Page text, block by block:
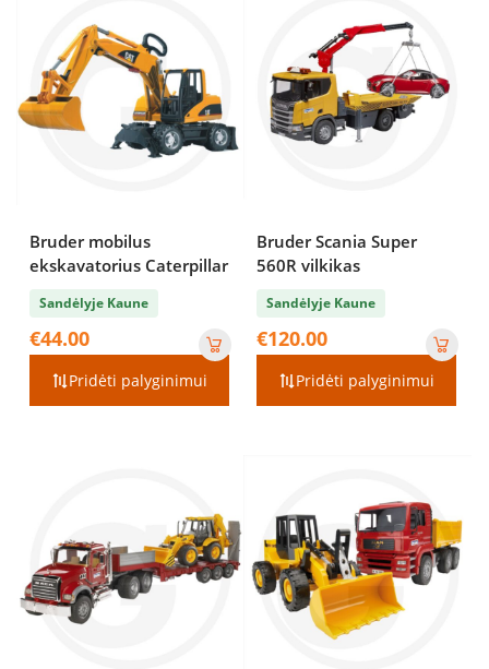
Bruder mobilus
ekskavatorius Caterpillar
Sandėlyje Kaune
€44.00
Pridėti palyginimui
Bruder Scania Super
560R vilkikas
Sandėlyje Kaune
€120.00
Pridėti palyginimui